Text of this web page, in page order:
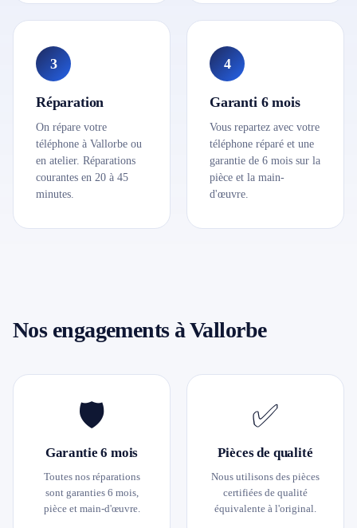
3
Réparation
On répare votre
téléphone à Vallorbe ou
en atelier. Réparations
courantes en 20 à 45
minutes.
4
Garanti 6 mois
Vous repartez avec votre
téléphone réparé et une
garantie de 6 mois sur la
pièce et la main-
d'œuvre.
Nos engagements à Vallorbe
🛡️
Garantie 6 mois
Toutes nos réparations
sont garanties 6 mois,
pièce et main-d'œuvre.
✅
Pièces de qualité
Nous utilisons des pièces
certifiées de qualité
équivalente à l'original.